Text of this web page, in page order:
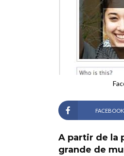
FACEBOOK
A partir de la
grande de